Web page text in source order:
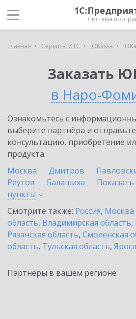
Система
Главная Сервисы ИТС ЮKassa
Заказать
в Наро-
Ознакомьтесь с
выберите партнёра и отправьте
консультацию, приобретение
продукта.
Москва
Дмитров
Реутов
Балашиха
Показать
пункты
Смотрите также: Россия, Москва
область, Владимирская область,
Рязанская область, Смоленская
область, Тульская область,
Партнеры в вашем регионе: